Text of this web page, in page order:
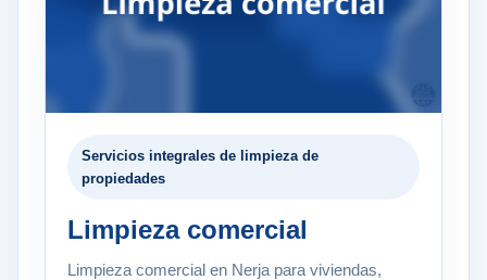
Servicios integrales de limpieza de
propiedades
Limpieza comercial
Limpieza comercial en Nerja para viviendas,